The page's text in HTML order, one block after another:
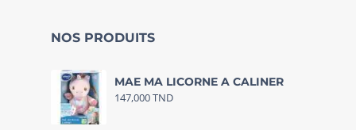
NOS PRODUITS
MAE MA LICORNE A CALINER
147,000TND